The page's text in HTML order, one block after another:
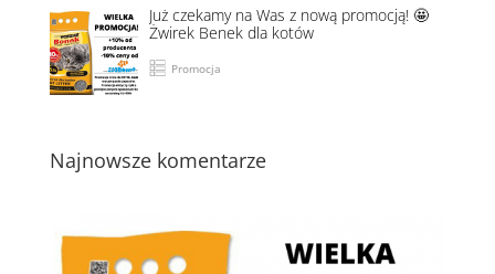
Promocja
Już czekamy na Was z nową promocją! 🤩
Żwirek Benek dla kotów
Najnowsze komentarze